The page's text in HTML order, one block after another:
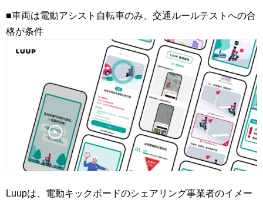
■車両は電動アシスト自転車のみ、交通ルールテストへの合
格が条件
Luupは、電動キックボードのシェアリング事業者のイメー